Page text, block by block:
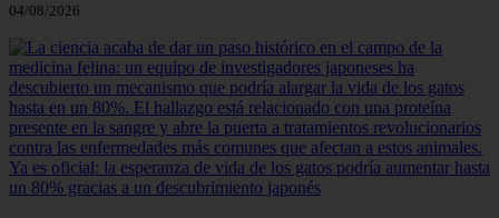
04/08/2026